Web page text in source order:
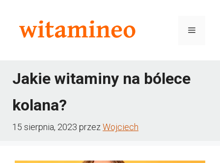
Menu
Jakie witaminy na bólece
kolana?
15 sierpnia, 2023 przezWojciech